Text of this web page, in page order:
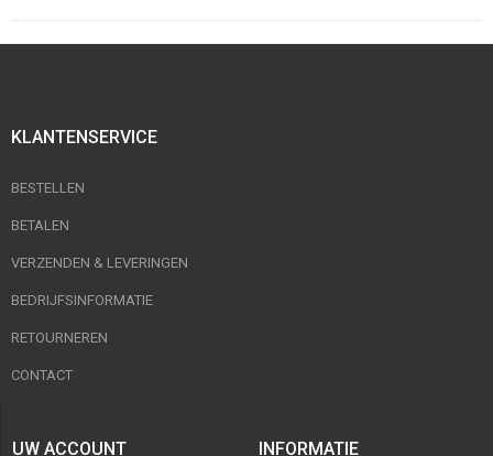
KLANTENSERVICE
BESTELLEN
BETALEN
VERZENDEN & LEVERINGEN
BEDRIJFSINFORMATIE
RETOURNEREN
CONTACT
UW ACCOUNT INFORMATIE